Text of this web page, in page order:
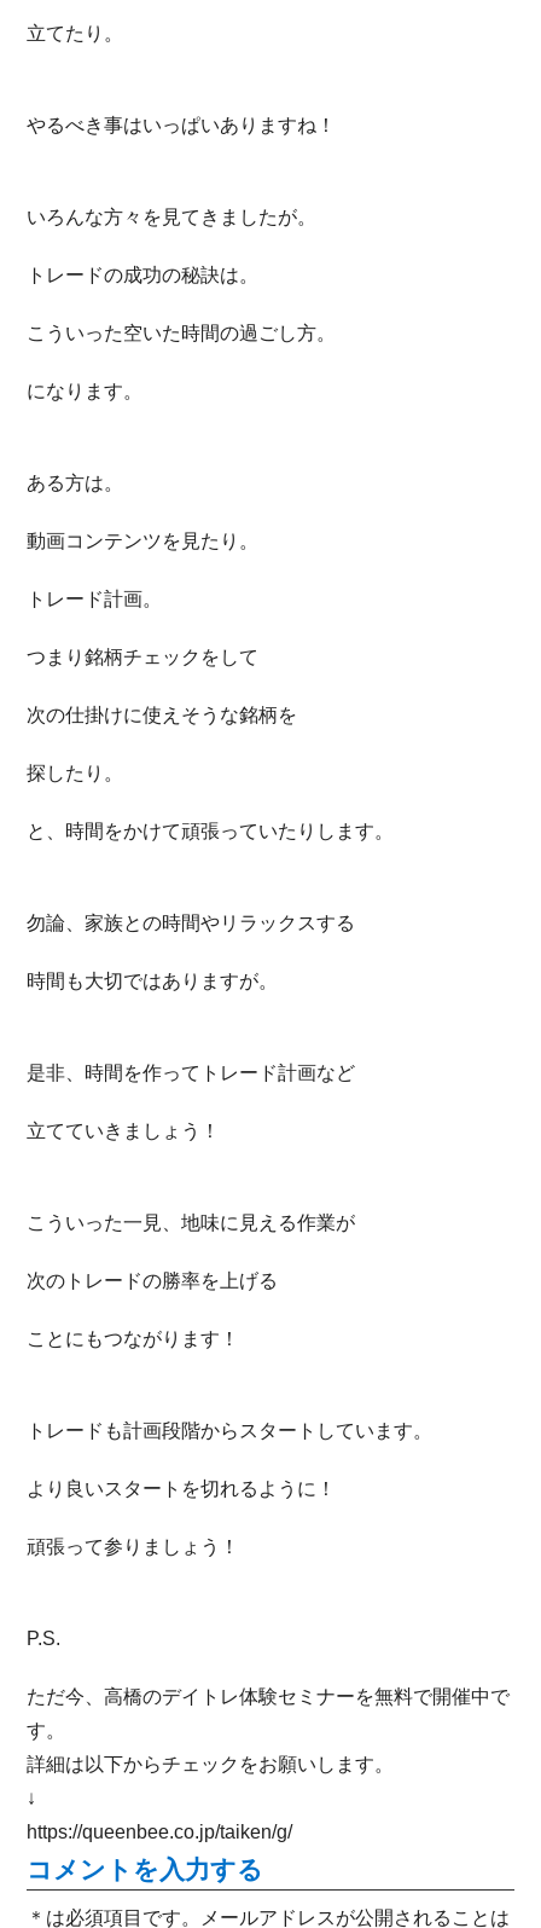
立てたり。
やるべき事はいっぱいありますね！
いろんな方々を見てきましたが。
トレードの成功の秘訣は。
こういった空いた時間の過ごし方。
になります。
ある方は。
動画コンテンツを見たり。
トレード計画。
つまり銘柄チェックをして
次の仕掛けに使えそうな銘柄を
探したり。
と、時間をかけて頑張っていたりします。
勿論、家族との時間やリラックスする
時間も大切ではありますが。
是非、時間を作ってトレード計画など
立てていきましょう！
こういった一見、地味に見える作業が
次のトレードの勝率を上げる
ことにもつながります！
トレードも計画段階からスタートしています。
より良いスタートを切れるように！
頑張って参りましょう！
P.S.
ただ今、高橋のデイトレ体験セミナーを無料で開催中で
す。
詳細は以下からチェックをお願いします。
↓
https://queenbee.co.jp/taiken/g/
コメントを入力する
＊は必須項目です。メールアドレスが公開されることは